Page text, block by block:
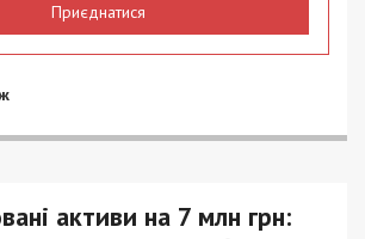
Приєднатися
активи на 7 млн грн: